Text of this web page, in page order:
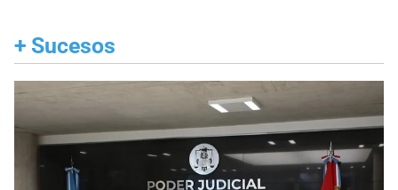
+ Sucesos